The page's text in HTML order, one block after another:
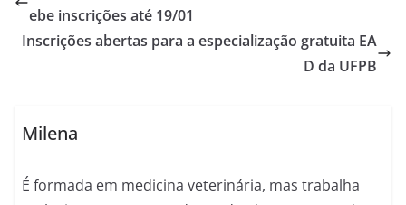
ebe inscrições até 19/01
Inscrições abertas para a especialização gratuita EA
D da UFPB
Milena
É formada em medicina veterinária, mas trabalha